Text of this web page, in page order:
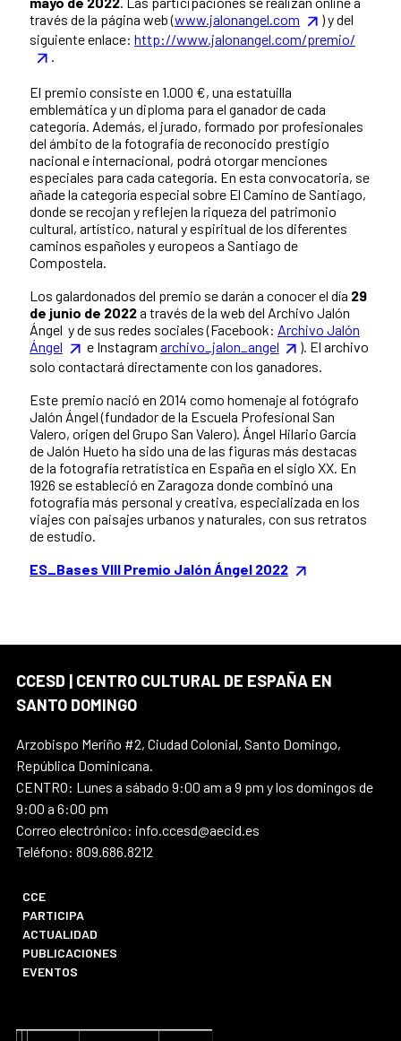
través de la página web (www.jalonangel.com
) y del
siguiente enlace: http://www.jalonangel.com/premio/
El premio consiste en 1.000 €, una estatuilla
emblemática y un diploma para el ganador de cada
categoría. Además, el jurado, formado por profesionales
del ámbito de la fotografía de reconocido prestigio
nacional e internacional, podrá otorgar menciones
especiales para cada categoría. En esta convocatoria, se
añade la categoría especial sobre El Camino de Santiago,
donde se recojan y reflejen la riqueza del patrimonio
cultural, artístico, natural y espiritual de los diferentes
caminos españoles y europeos a Santiago de
Compostela.
Los galardonados del premio se darán a conocer el día 29
de junio de 2022a través de la web del Archivo Jalón
Ángel y de sus redes sociales (Facebook: Archivo Jalón
Ángel
e Instagram archivo_jalon_angel
). El archivo
solo contactará directamente con los ganadores.
Este premio nació en 2014 como homenaje al fotógrafo
Jalón Ángel (fundador de la Escuela Profesional San
Valero, origen del Grupo San Valero). Ángel Hilario García
de Jalón Hueto ha sido una de las figuras más destacas
de la fotografía retratística en España en el siglo XX. En
1926 se estableció en Zaragoza donde combinó una
fotografía más personal y creativa, especializada en los
viajes con paisajes urbanos y naturales, con sus retratos
de estudio.
ES_Bases VIII Premio Jalón Ángel 2022
CCESD | CENTRO CULTURAL DE ESPAÑA EN
SANTO DOMINGO
Arzobispo Meriño #2, Ciudad Colonial, Santo Domingo,
República Dominicana.
CENTRO: Lunes a sábado 9:00 am a 9 pm y los domingos de
9:00 a 6:00 pm
Correo electrónico: info.ccesd@aecid.es
Teléfono: 809.686.8212
CCE
PARTICIPA
ACTUALIDAD
PUBLICACIONES
EVENTOS